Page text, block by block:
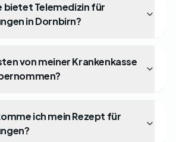
bietet Telemedizin für
in Dornbirn?
von meiner Krankenkasse
ich mein Rezept für